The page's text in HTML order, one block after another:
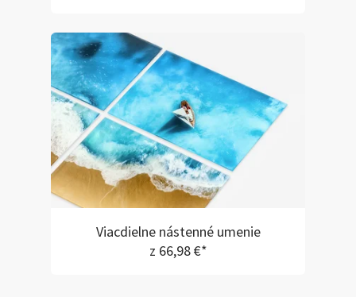
Viacdielne nástenné umenie
z 66,98 €*